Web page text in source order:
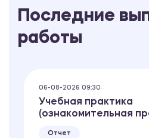
Последние
работы
06-08-2026 09:30
Учебная практика
(ознакомительная
Отчет